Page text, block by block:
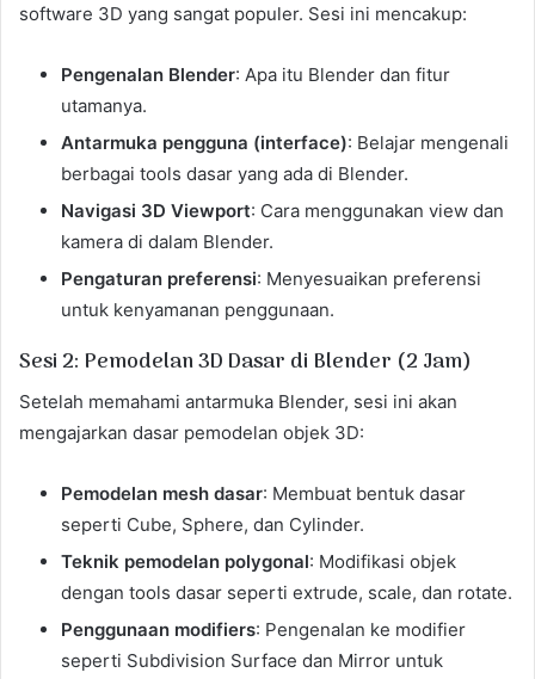
software 3D yang sangat populer. Sesi ini mencakup:
Pengenalan Blender: Apa itu Blender dan fitur
utamanya.
Antarmuka pengguna (interface): Belajar mengenali
berbagai tools dasar yang ada di Blender.
Navigasi 3D Viewport: Cara menggunakan view dan
kamera di dalam Blender.
Pengaturan preferensi: Menyesuaikan preferensi
untuk kenyamanan penggunaan.
Sesi 2: Pemodelan 3D Dasar di Blender (2 Jam)
Setelah memahami antarmuka Blender, sesi ini akan
mengajarkan dasar pemodelan objek 3D:
Pemodelan mesh dasar: Membuat bentuk dasar
seperti Cube, Sphere, dan Cylinder.
Teknik pemodelan polygonal: Modifikasi objek
dengan tools dasar seperti extrude, scale, dan rotate.
Penggunaan modifiers: Pengenalan ke modifier
seperti Subdivision Surface dan Mirror untuk